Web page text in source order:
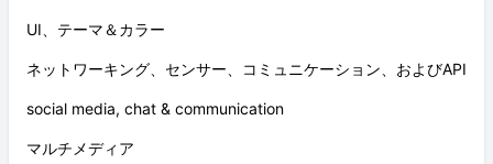
UI、テーマ＆カラー
ネットワーキング、センサー、コミュニケーション、およびAPI
social media, chat & communication
マルチメディア